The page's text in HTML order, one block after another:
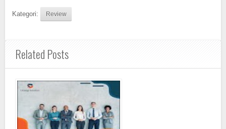
Kategori: Review
Related Posts